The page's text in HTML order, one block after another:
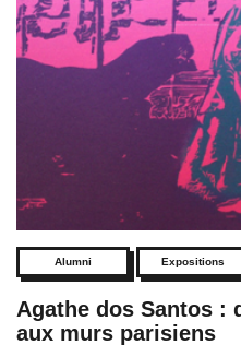
Alumni Expositions
Agathe dos Santos :
aux murs parisiens